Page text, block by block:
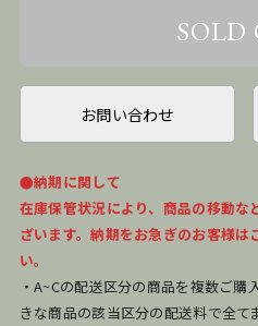
お問い合わせ
●納期に関して
在庫保管状況により、商品の移動
ざいます。納期をお急ぎのお客様
い。
・A~Cの配送区分の商品を複数ご
きな商品の該当区分の配送料で全て